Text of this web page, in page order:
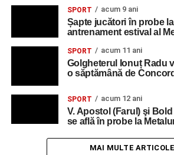
SPORT acum 9 ani
Șapte jucători în probe
antrenament estival al
SPORT acum 11 ani
Golgheterul Ionuț Radu
o săptămână de
SPORT acum 12 ani
V. Apostol (Farul) şi
se află în probe la
MAI MULTE ARTICOLE